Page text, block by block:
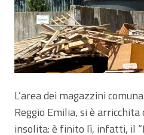
L’area dei magazzini
Reggio Emilia, si è arricchita
insolita: è finito lì, infatti, il